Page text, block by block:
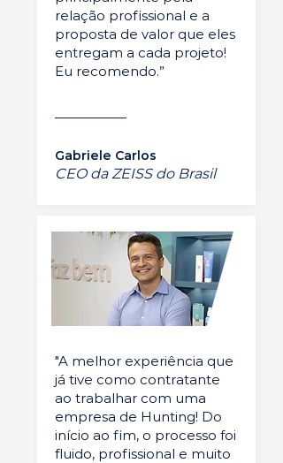
relação profissional e a
proposta de valor que eles
entregam a cada projeto!
Eu recomendo.”
Gabriele Carlos
CEO da ZEISS do Brasil
"A melhor experiência que
já tive como contratante
ao trabalhar com uma
empresa de Hunting! Do
início ao fim, o processo foi
fluido, profissional e muito